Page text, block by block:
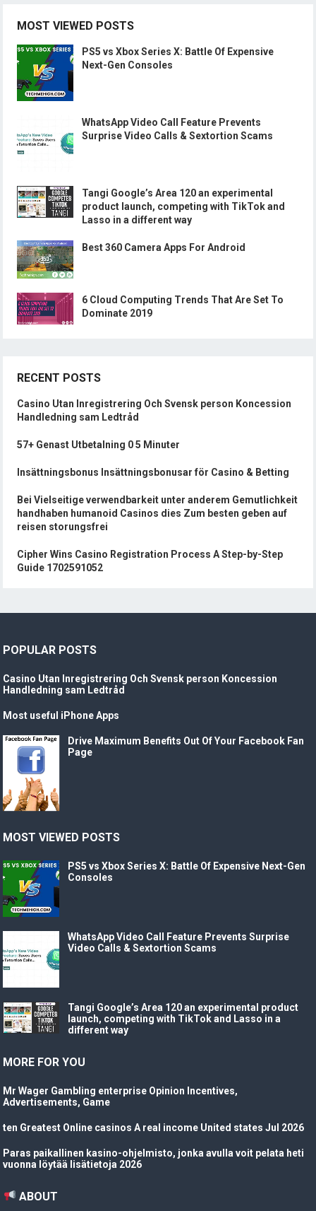
MOST VIEWED POSTS
PS5 vs Xbox Series X: Battle Of Expensive
Next-Gen Consoles
WhatsApp Video Call Feature Prevents
Surprise Video Calls & Sextortion Scams
Tangi Google’s Area 120 an experimental
product launch, competing with TikTok and
Lasso in a different way
Best 360 Camera Apps For Android
6 Cloud Computing Trends That Are Set To
Dominate 2019
RECENT POSTS
Casino Utan Inregistrering Och Svensk person Koncession
Handledning sam Ledtråd
57+ Genast Utbetalning 0 5 Minuter
Insättningsbonus Insättningsbonusar för Casino & Betting
Bei Vielseitige verwendbarkeit unter anderem Gemutlichkeit
handhaben humanoid Casinos dies Zum besten geben auf
reisen storungsfrei
Cipher Wins Casino Registration Process A Step-by-Step
Guide 1702591052
POPULAR POSTS
Casino Utan Inregistrering Och Svensk person Koncession
Handledning sam Ledtråd
Most useful iPhone Apps
Drive Maximum Benefits Out Of Your Facebook Fan
Page
MOST VIEWED POSTS
PS5 vs Xbox Series X: Battle Of Expensive Next-Gen
Consoles
WhatsApp Video Call Feature Prevents Surprise
Video Calls & Sextortion Scams
Tangi Google’s Area 120 an experimental product
launch, competing with TikTok and Lasso in a
different way
MORE FOR YOU
Mr Wager Gambling enterprise Opinion Incentives,
Advertisements, Game
ten Greatest Online casinos A real income United states Jul 2026
Paras paikallinen kasino-ohjelmisto, jonka avulla voit pelata heti
vuonna löytää lisätietoja 2026
ABOUT